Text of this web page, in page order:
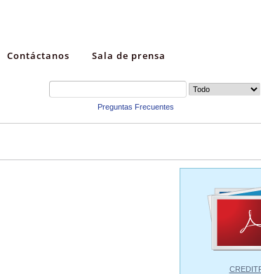
Contáctanos Sala de prensa
Preguntas Frecuentes